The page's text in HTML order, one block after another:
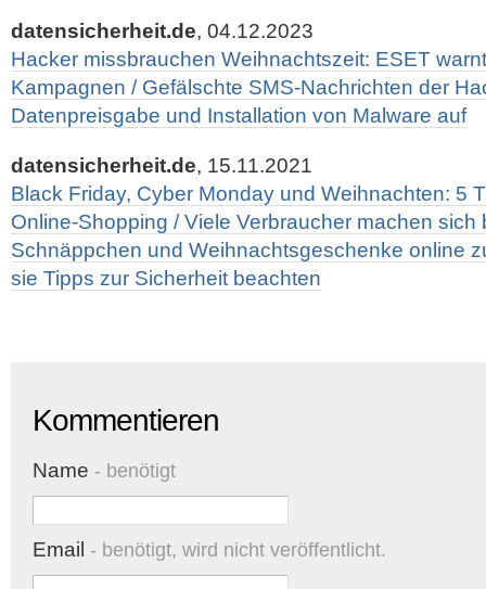
datensicherheit.de, 04.12.2023
Hacker missbrauchen Weihnachtszeit: ESET
Kampagnen / Gefälschte SMS-Nachrichten der
Datenpreisgabe und Installation von Malware auf
datensicherheit.de, 15.11.2021
Black Friday, Cyber Monday und Weihnachten: 5
Online-Shopping / Viele Verbraucher machen sich
Schnäppchen und Weihnachtsgeschenke online
sie Tipps zur Sicherheit beachten
Kommentieren
Name - benötigt
Email - benötigt, wird nicht veröffentlicht.